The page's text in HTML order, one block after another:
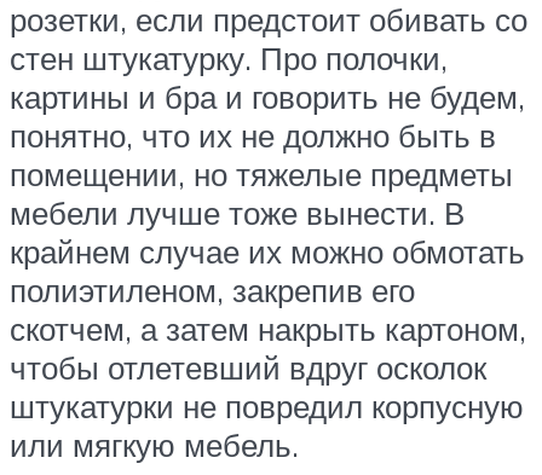
розетки, если предстоит обивать со
стен штукатурку. Про полочки,
картины и бра и говорить не будем,
понятно, что их не должно быть в
помещении, но тяжелые предметы
мебели лучше тоже вынести. В
крайнем случае их можно обмотать
полиэтиленом, закрепив его
скотчем, а затем накрыть картоном,
чтобы отлетевший вдруг осколок
штукатурки не повредил корпусную
или мягкую мебель.